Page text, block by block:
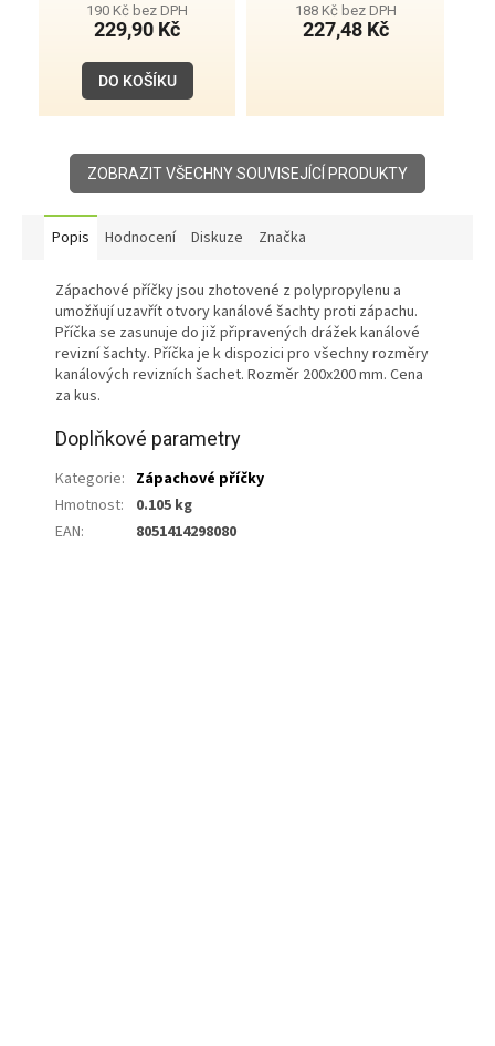
190 Kč bez DPH
229,90 Kč
DO KOŠÍKU
188 Kč bez DPH
227,48 Kč
ZOBRAZIT VŠECHNY SOUVISEJÍCÍ PRODUKTY
Popis Hodnocení Diskuze Značka
Zápachové příčky jsou zhotovené z polypropylenu a
umožňují uzavřít otvory kanálové šachty proti zápachu.
Příčka se zasunuje do již připravených drážek kanálové
revizní šachty. Příčka je k dispozici pro všechny rozměry
kanálových revizních šachet. Rozměr 200x200 mm. Cena
za kus.
Doplňkové parametry
Kategorie: Zápachové příčky
Hmotnost:
0.105 kg
EAN: 8051414298080